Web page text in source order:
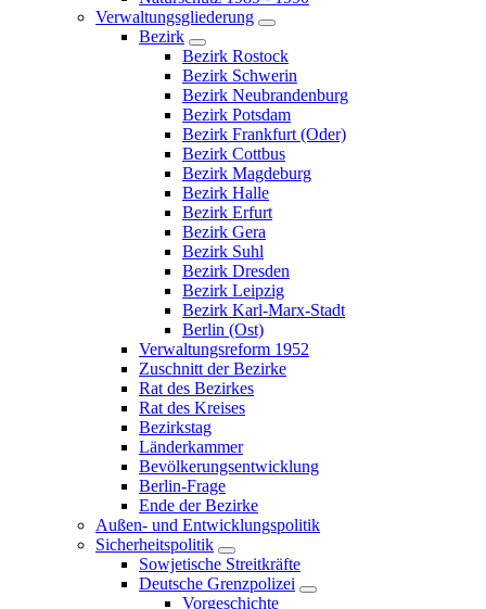
Verwaltungsgliederung
Bezirk
Bezirk Rostock
Bezirk Schwerin
Bezirk Neubrandenburg
Bezirk Potsdam
Bezirk Frankfurt (Oder)
Bezirk Cottbus
Bezirk Magdeburg
Bezirk Halle
Bezirk Erfurt
Bezirk Gera
Bezirk Suhl
Bezirk Dresden
Bezirk Leipzig
Bezirk Karl-Marx-Stadt
Berlin (Ost)
Verwaltungsreform 1952
Zuschnitt der Bezirke
Rat des Bezirkes
Rat des Kreises
Bezirkstag
Länderkammer
Bevölkerungsentwicklung
Berlin-Frage
Ende der Bezirke
Außen- und Entwicklungspolitik
Sicherheitspolitik
Sowjetische Streitkräfte
Deutsche Grenzpolizei
Vorgeschichte